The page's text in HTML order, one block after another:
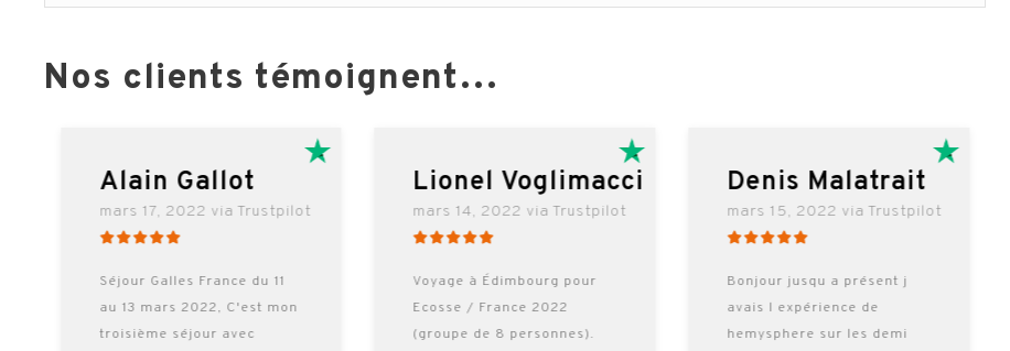
Nos clients témoignent…
Alain Gallot
mars 17, 2022 via Trustpilot
Séjour Galles France du 11
au 13 mars 2022, C'est mon
troisième séjour avec
Lionel Voglimacci
mars 14, 2022 via Trustpilot
Voyage à Édimbourg pour
Ecosse / France 2022
(groupe de 8 personnes).
Denis Malatrait
mars 15, 2022 via Trustpilot
Bonjour jusqu a présent j
avais l expérience de
hemysphere sur les demi